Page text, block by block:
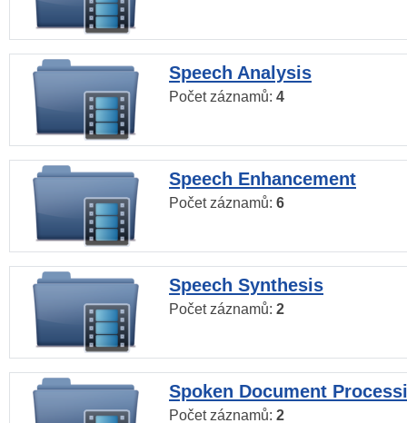
Speech Analysis
Počet záznamů: 4
Speech Enhancement
Počet záznamů: 6
Speech Synthesis
Počet záznamů: 2
Spoken Document
Počet záznamů: 2